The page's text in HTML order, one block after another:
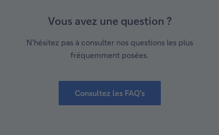
Vous avez une question ?
N'hésitez pas à consulter nos questions les plus
fréquemment posées.
Consultez les FAQ's